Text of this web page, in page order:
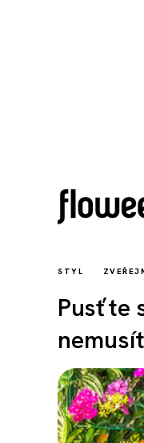
STYL
Pusťte